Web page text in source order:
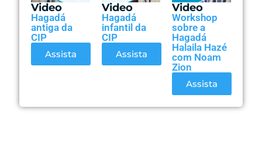
Video
Hagadá
antiga da
CIP
Assista
Video
Hagadá
infantil da
CIP
Assista
Video
Workshop
sobre a
Hagadá
Halaila Hazé
com Noam
Zion
Assista